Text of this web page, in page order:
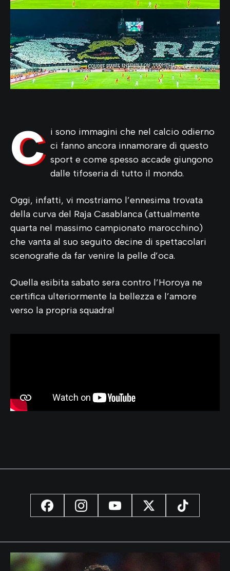
C i sono immagini che nel calcio odierno
ci fanno ancora innamorare di questo
sport e come spesso accade giungono
dalle tifoseria di tutto il mondo.
Oggi, infatti, vi mostriamo l’ennesima trovata
della curva del Raja Casablanca (attualmente
quarta nel massimo campionato marocchino)
che vanta al suo seguito decine di spettacolari
scenografie da far venire la pelle d’oca.
Quella esibita sabato sera contro l’Horoya ne
certifica ulteriormente la bellezza e l’amore
verso la propria squadra!